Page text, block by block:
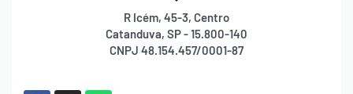
R Icém, 45-3, Centro
Catanduva, SP - 15.800-140
CNPJ 48.154.457/0001-87